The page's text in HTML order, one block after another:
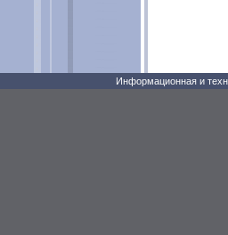
Информационная и